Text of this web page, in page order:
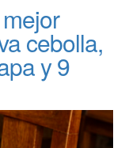
cebolla,
y 9